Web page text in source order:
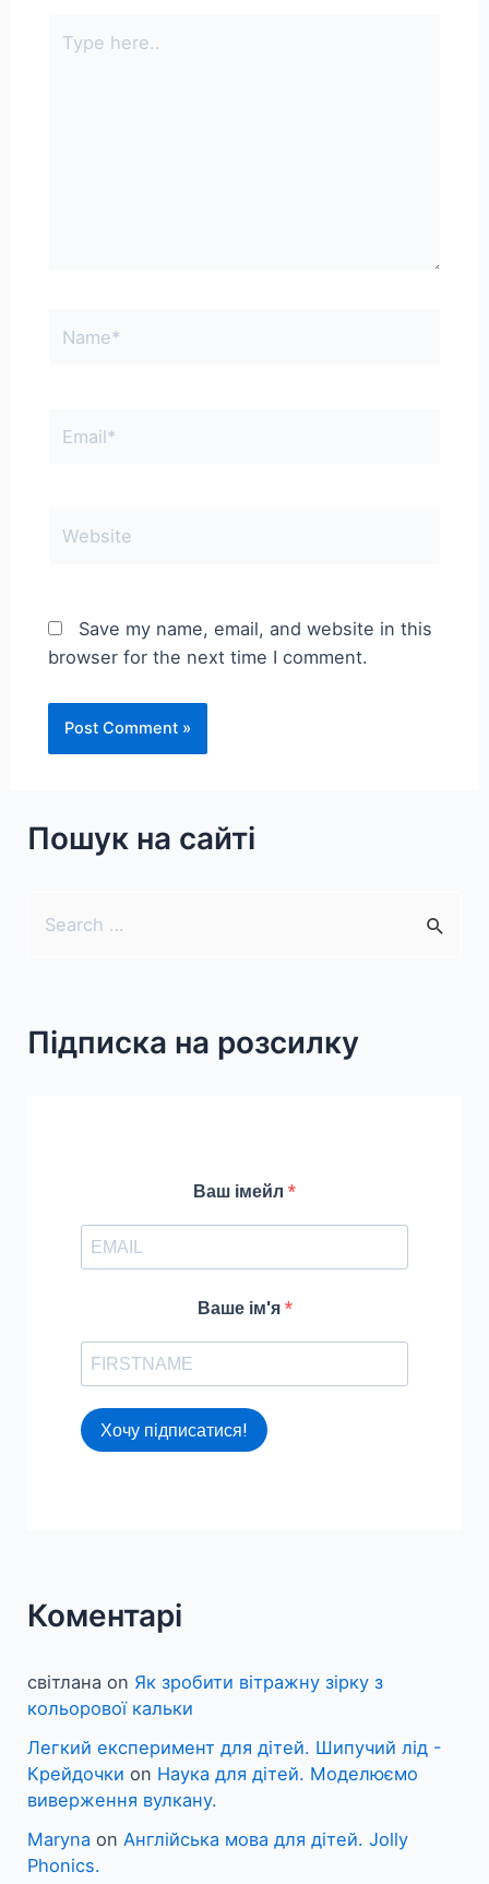
here..
Save my name, email, and website in this
browser for the next time I comment.
Пошук на сайті
cПідписка на розсилку
Ваш імейл
Ваше ім'я
Хочу підписатися!
Коментарі
світлана on Як зробити вітражну зірку з
кольорової кальки
Легкий експеримент для дітей. Шипучий лід -
Крейдочки on Наука для дітей. Моделюємо
виверження вулкану.
Maryna onАнглійська мова для дітей. Jolly
Phonics.